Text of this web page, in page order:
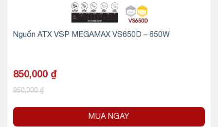
Nguồn ATX VSP MEGAMAX VS650D – 650W
850,000 ₫
950,000₫
MUA NGAY